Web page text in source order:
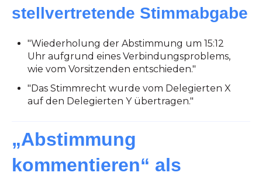
stellvertretende Stimmabgabe
"Wiederholung der Abstimmung um 15:12
Uhr aufgrund eines Verbindungsproblems,
wie vom Vorsitzenden entschieden."
"Das Stimmrecht wurde vom Delegierten X
auf den Delegierten Y übertragen."
„Abstimmung
kommentieren“ als